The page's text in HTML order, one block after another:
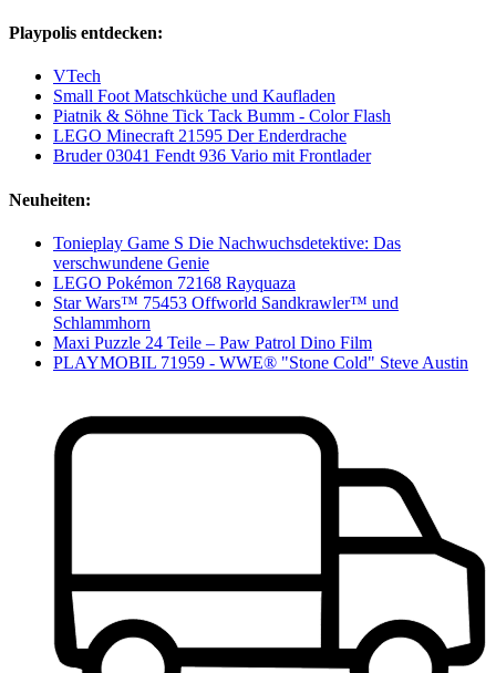
Playpolis entdecken:
VTech
Small Foot Matschküche und Kaufladen
Piatnik & Söhne Tick Tack Bumm - Color Flash
LEGO Minecraft 21595 Der Enderdrache
Bruder 03041 Fendt 936 Vario mit Frontlader
Neuheiten:
Tonieplay Game S Die Nachwuchsdetektive: Das
verschwundene Genie
LEGO Pokémon 72168 Rayquaza
Star Wars™ 75453 Offworld Sandkrawler™ und
Schlammhorn
Maxi Puzzle 24 Teile – Paw Patrol Dino Film
PLAYMOBIL 71959 - WWE® "Stone Cold" Steve Austin